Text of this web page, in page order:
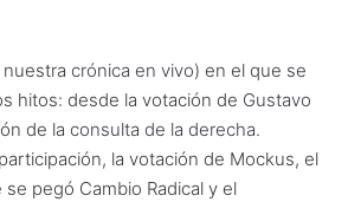
crónica en vivo) en el que se
hitos: desde la votación de Gustavo
de la consulta de la derecha.
la votación de Mockus, el
pegó Cambio Radical y el